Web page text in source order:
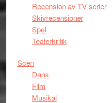
Recension av TV-serier
Skivrecensioner
Spel
Teaterkritik
Scen
Dans
Film
Musikal